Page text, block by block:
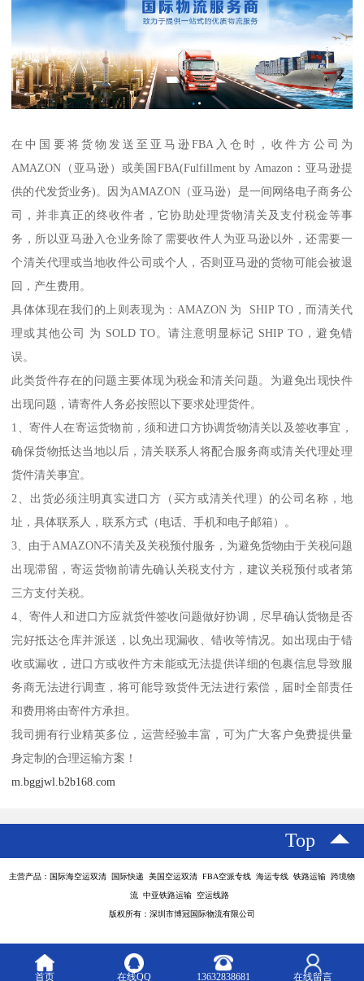
在中国要将货物发送至亚马逊FBA入仓时，收件方公司为
AMAZON（亚马逊）或美国FBA(Fulfillment by Amazon：亚马逊提
供的代发货业务)。因为AMAZON（亚马逊）是一间网络电子商务公
司，并非真正的终收件者，它协助处理货物清关及支付税金等事
务，所以亚马逊入仓业务除了需要收件人为亚马逊以外，还需要一
个清关代理或当地收件公司或个人，否则亚马逊的货物可能会被退
回，产生费用。
具体体现在我们的上则表现为：AMAZON 为 SHIP TO，而清关代
理或其他公司 为 SOLD TO。请注意明显标记 SHIP TO，避免错
误。
此类货件存在的问题主要体现为税金和清关问题。为避免出现快件
出现问题，请寄件人务必按照以下要求处理货件。
1、寄件人在寄运货物前，须和进口方协调货物清关以及签收事宜，
确保货物抵达当地以后，清关联系人将配合服务商或清关代理处理
货件清关事宜。
2、出货必须注明真实进口方（买方或清关代理）的公司名称，地
址，具体联系人，联系方式（电话、手机和电子邮箱）。
3、由于AMAZON不清关及关税预付服务，为避免货物由于关税问题
出现滞留，寄运货物前请先确认关税支付方，建议关税预付或者第
三方支付关税。
4、寄件人和进口方应就货件签收问题做好协调，尽早确认货物是否
完好抵达仓库并派送，以免出现漏收、错收等情况。如出现由于错
收或漏收，进口方或收件方未能或无法提供详细的包裹信息导致服
务商无法进行调查，将可能导致货件无法进行索偿，届时全部责任
和费用将由寄件方承担。
我司拥有行业精英多位，运营经验丰富，可为广大客户免费提供量
身定制的合理运输方案！
m.bggjwl.b2b168.com
Top
主营产品：国际海空运双清 国际快递 美国空运双清 FBA空派专线 海运专线 铁路运输 跨境物
流 中亚铁路运输 空运线路
版权所有：深圳市博冠国际物流有限公司
首页 在线QQ 13632838681 在线留言